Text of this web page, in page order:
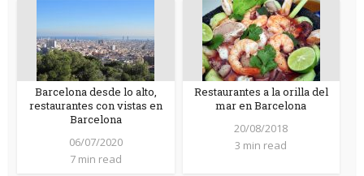
Barcelona desde lo alto,
restaurantes con vistas en
Barcelona
06/07/2020
7 min read
Restaurantes a la orilla del
mar en Barcelona
20/08/2018
3 min read